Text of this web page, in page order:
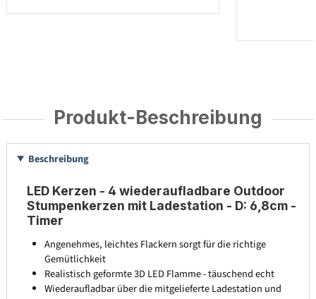
Produkt-Beschreibung
Beschreibung
LED Kerzen - 4 wiederaufladbare Outdoor
Stumpenkerzen mit Ladestation - D: 6,8cm -
Timer
Angenehmes, leichtes Flackern sorgt für die richtige
Gemütlichkeit
Realistisch geformte 3D LED Flamme - täuschend echt
Wiederaufladbar über die mitgelieferte Ladestation und